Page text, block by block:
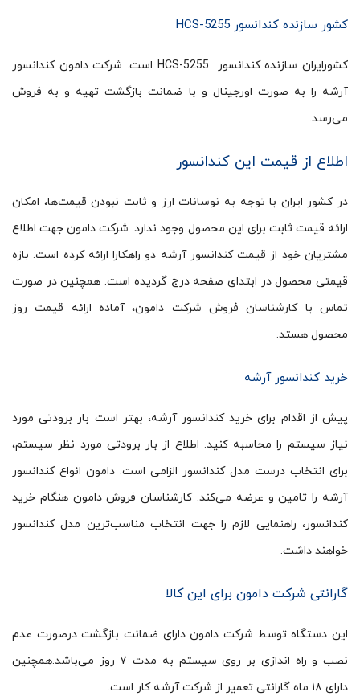
کشور سازنده کندانسور HCS-5255
کشورایران سازنده کندانسور HCS-5255 است. شرکت دامون کندانسور
آرشه را به صورت اورجینال و با ضمانت بازگشت تهیه و به فروش
می‌رسد.
اطلاع از قیمت این کندانسور
در کشور ایران با توجه به نوسانات ارز و ثابت نبودن قیمت‌ها، امکان
ارائه قیمت ثابت برای این محصول وجود ندارد. شرکت دامون جهت اطلاع
مشتریان خود از قیمت کندانسور آرشه دو راهکارا ارائه کرده است. بازه
قیمتی محصول در ابتدای صفحه درج گردیده است. همچنین در صورت
تماس با کارشناسان فروش شرکت دامون، آماده ارائه قیمت روز
محصول هستد.
خرید کندانسور آرشه
پیش از اقدام برای خرید کندانسور آرشه، بهتر است بار برودتی مورد
نیاز سیستم را محاسبه کنید. اطلاع از بار برودتی مورد نظر سیستم،
برای انتخاب درست مدل کندانسور الزامی است. دامون انواع کندانسور
آرشه را تامین و عرضه می‌کند. کارشناسان فروش دامون هنگام خرید
کندانسور، راهنمایی لازم را جهت انتخاب مناسب‌ترین مدل کندانسور
خواهند داشت.
گارانتی شرکت دامون برای این کالا
این دستگاه توسط شرکت دامون دارای ضمانت بازگشت درصورت عدم
نصب و راه اندازی بر روی سیستم به مدت ۷ روز می‌باشد.همچنین
دارای ۱۸ ماه گارانتی تعمیر از شرکت آرشه کار است.